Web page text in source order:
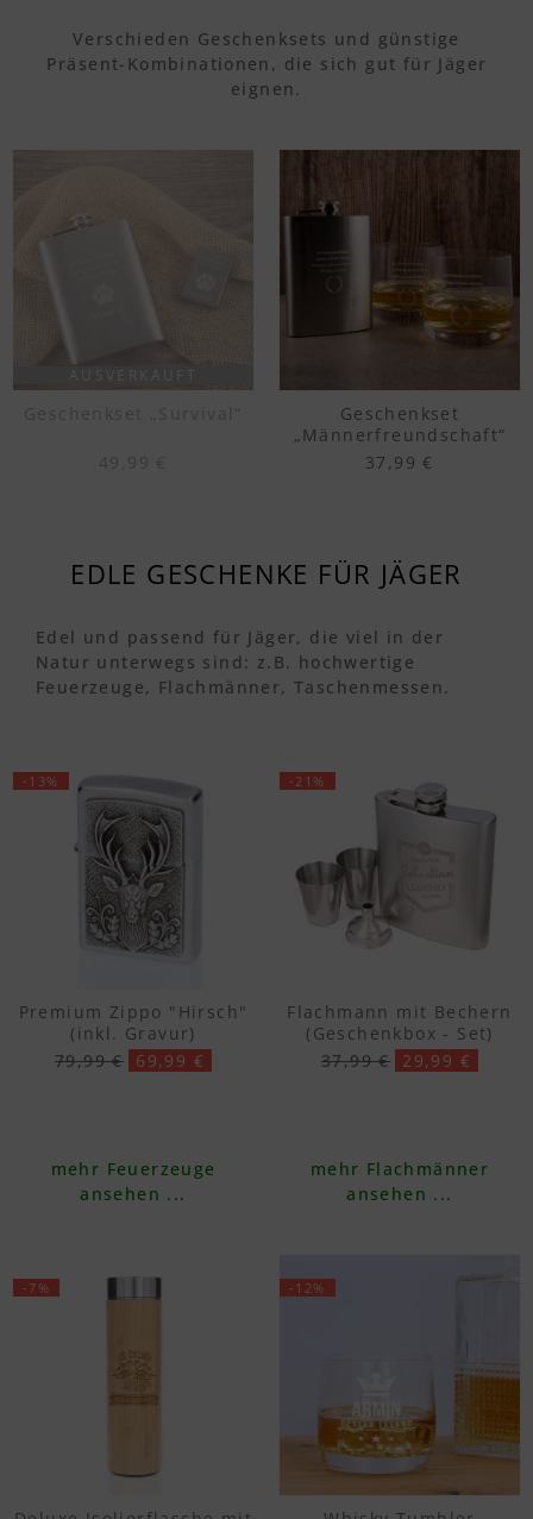
Verschieden Geschenksets und günstige
Präsent-Kombinationen, die sich gut für Jäger
eignen.
Geschenkset
„Männerfreundschaft“
37,99 €
EDLE GESCHENKE FÜR JÄGER
Edel und passend für Jäger, die viel in der
Natur unterwegs sind: z.B. hochwertige
Feuerzeuge, Flachmänner, Taschenmessen.
-13%
Premium Zippo "Hirsch"
(inkl. Gravur)
79,99 € 69,99 €
-21%
Flachmann mit Bechern
(Geschenkbox - Set)
37,99 € 29,99 €
mehr Feuerzeuge
ansehen ...
mehr Flachmänner
ansehen ...
-7% -12%